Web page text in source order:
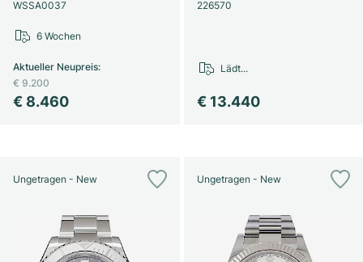
WSSA0037
€ 8.460
Aktueller Neupreis:
€ 9.200
6 Wochen
226570
€ 13.440
Lädt...
Ungetragen - New Ungetragen - New